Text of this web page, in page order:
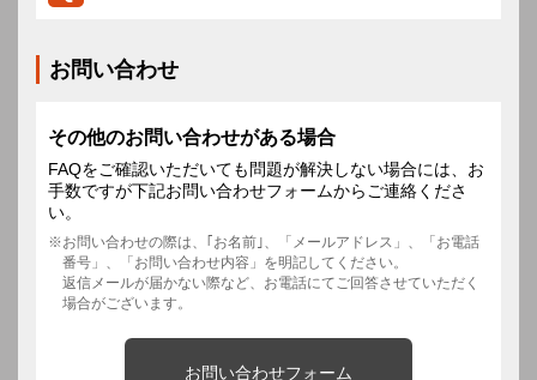
お問い合わせ
その他のお問い合わせがある場合
FAQをご確認いただいても問題が解決しない場合には、お
手数ですが下記お問い合わせフォームからご連絡くださ
い。
お問い合わせの際は、｢お名前｣、「メールアドレス」、「お電話
番号」、「お問い合わせ内容」を明記してください。
返信メールが届かない際など、お電話にてご回答させていただく
場合がございます。
お問い合わせフォーム